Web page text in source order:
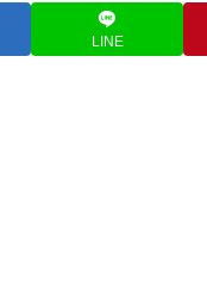
LINE